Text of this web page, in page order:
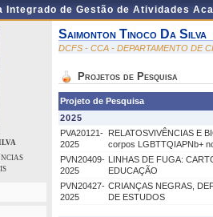
Integrado de Gestão de Atividades
Saimonton Tinoco Da Silva
DCFS - CCA - DEPARTAMENTO DE
Projetos de Pesquisa
Projeto de Pesquisa
2025
PVA20121-
2025
RELATOSVIVÊNCIAS E
corpos LGBTTQIAPNb+
PVN20409-
2025
LINHAS DE FUGA:
EDUCAÇÃO
PVN20427-
2025
CRIANÇAS NEGRAS,
DE ESTUDOS